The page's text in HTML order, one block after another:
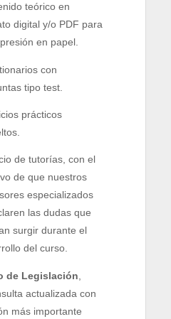
teórico en
digital y/o PDF para
en papel.
con
tipo test.
prácticos
de tutorías, con el
de que nuestros
especializados
las dudas que
surgir durante el
del curso.
de Legislación
actualizada con
más importante